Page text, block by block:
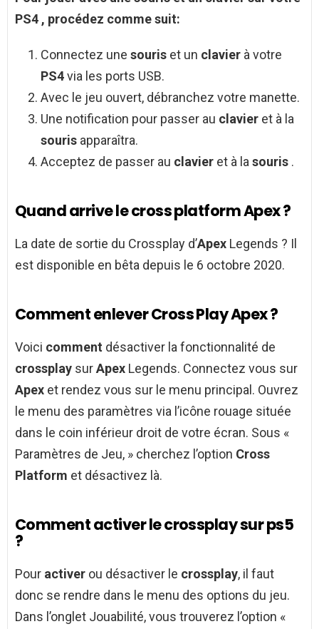
PS4 , procédez comme suit:
Connectez une souris et un clavier à votre
PS4via les ports USB.
Avec le jeu ouvert, débranchez votre manette.
Une notification pour passer au clavier et à la
souris apparaîtra.
Acceptez de passer au clavier et à la souris .
Quand arrive le cross platform Apex ?
La date de sortie du Crossplay d’Apex Legends ? Il
est disponible en bêta depuis le 6 octobre 2020.
Comment enlever Cross Play Apex ?
Voici comment désactiver la fonctionnalité de
crossplay surApex Legends. Connectez vous sur
Apex et rendez vous sur le menu principal. Ouvrez
le menu des paramètres via l’icône rouage située
dans le coin inférieur droit de votre écran. Sous «
Paramètres de Jeu, » cherchez l’option Cross
Platform et désactivez là.
Comment activer le crossplay sur ps5
?
Pour activer ou désactiver le crossplay, il faut
donc se rendre dans le menu des options du jeu.
Dans l’onglet Jouabilité, vous trouverez l’option «